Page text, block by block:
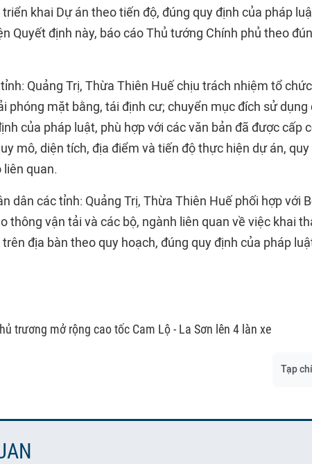
khai Dự án theo tiến độ, đúng quy định của pháp
Quyết định này, báo cáo Thủ tướng Chính phủ theo
Quảng Trị, Thừa Thiên Huế chịu trách nhiệm tổ
phóng mặt bằng, tái định cư; chuyển mục đích sử dụng
của pháp luật, phù hợp với các văn bản đã được cấp
mô, diện tích, địa điểm và tiến độ thực hiện dự án,
liên quan.
dân các tỉnh: Quảng Trị, Thừa Thiên Huế phối hợp với
thông vận tải và các bộ, ngành liên quan về việc khai
địa bàn theo quy hoạch, đúng quy định của pháp
trương mở rộng cao tốc Cam Lộ - La Sơn lên 4 làn xe
Tạp